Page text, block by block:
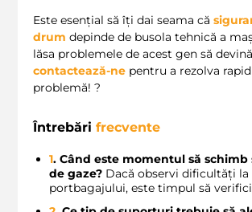
Este esențial să îți dai seama că
drum depinde de busola tehnică a
lăsa problemele de acest gen să
contactează-ne pentru a rezolva rapid
problemă! ?
Întrebări frecvente
1. Când este momentul să
de gaze? Dacă observi dificultăți la
portbagajului, este timpul să